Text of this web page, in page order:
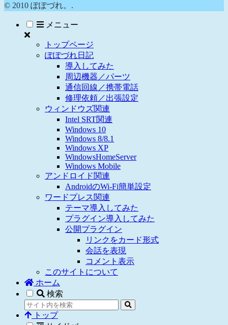
© 2010 ぽぽづれ。.
メニュー
トップページ
ぽぽづれ日記
導入してみた
周辺機器／パーツ
通信回線／携帯電話
修理依頼／出張設定
ウィンドウズ関連
Intel SRT関連
Windows 10
Windows 8/8.1
Windows XP
WindowsHomeServer
Windows Mobile
アンドロイド関連
AndroidのWi-Fi簡単設定
ワードプレス関連
テーマ導入してみた
プラグイン導入してみた
公開プラグイン
リンクをカード形式
会話を表現
コメント表示
このサイトについて
ホーム
検索
トップ